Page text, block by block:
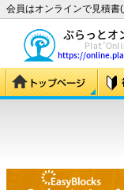
会員はオンラインで見積書(